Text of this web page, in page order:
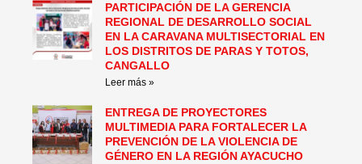
PARTICIPACIÓN DE LA GERENCIA
REGIONAL DE DESARROLLO SOCIAL
EN LA CARAVANA MULTISECTORIAL EN
LOS DISTRITOS DE PARAS Y TOTOS,
CANGALLO
Leer más »
ENTREGA DE PROYECTORES
MULTIMEDIA PARA FORTALECER LA
PREVENCIÓN DE LA VIOLENCIA DE
GÉNERO EN LA REGIÓN AYACUCHO